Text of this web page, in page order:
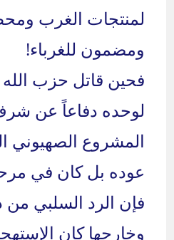
لمنتجات الغرب
ومضمون للغرباء!
لوحده دفاعاً عن
المشروع الصهيوني
عوده بل كان في
فإن الرد السلبي من
وخارجها كان